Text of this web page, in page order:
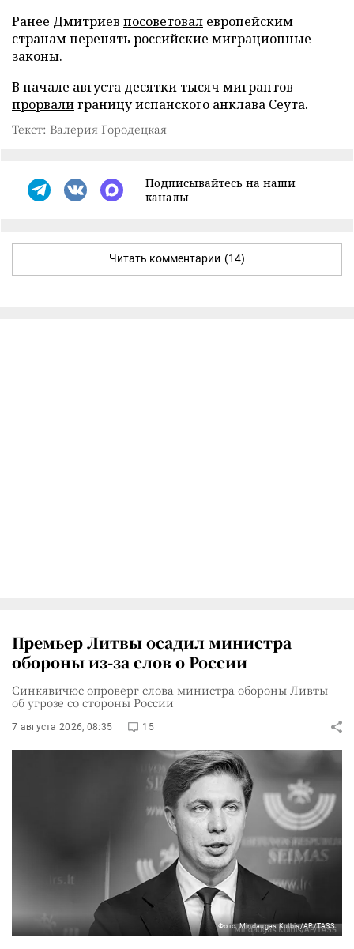
Ранее Дмитриев посоветовал европейским
странам перенять российские миграционные
законы.
В начале августа десятки тысяч мигрантов
прорвалиграницу испанского анклава Сеута.
Текст: Валерия Городецкая
Подписывайтесь на наши
каналы
Читать комментарии (14)
Премьер Литвы осадил министра
обороны из-за слов о России
Синкявичюс опроверг слова министра обороны Ливты
об угрозе со стороны России
7 августа 2026, 08:35 15
Фото: Mindaugas Kulbis/AP/TASS